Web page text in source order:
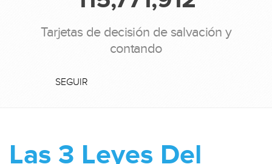
Tarjetas de decisión de salvación y
contando
SEGUIR
Las 3 Leyes Del